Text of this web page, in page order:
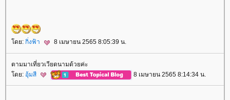
ดย: กิ่งฟ้า 8 เมษายน 2565 8:05:39 น.
ตามมาเที่ยวเวียดนามด้วยค่ะ
ดย: อุ้มสี 8 เมษายน 2565 8:14:34 น.